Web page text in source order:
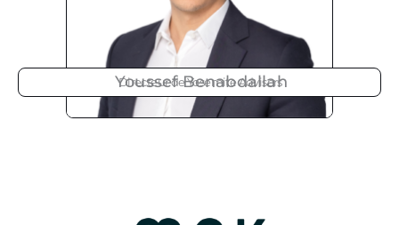
Youssef Benabdallah
Directeur de Yosemite Advisors